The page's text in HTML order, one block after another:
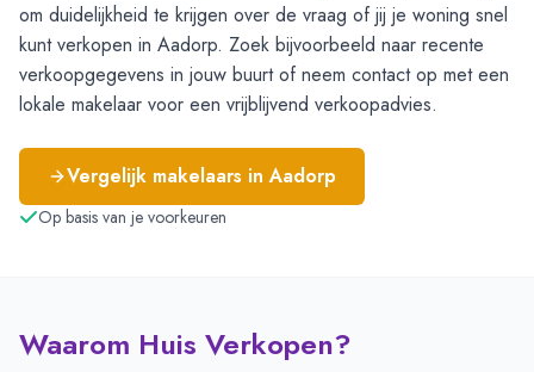
om duidelijkheid te krijgen over de vraag of jij je woning snel
kunt verkopen in Aadorp. Zoek bijvoorbeeld naar recente
verkoopgegevens in jouw buurt of neem contact op met een
lokale makelaar voor een vrijblijvend verkoopadvies.
Vergelijk makelaars inAadorp
Op basis van je voorkeuren
Waarom Huis Verkopen?